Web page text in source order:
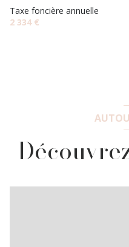
Taxe foncière annuelle
2 334 €